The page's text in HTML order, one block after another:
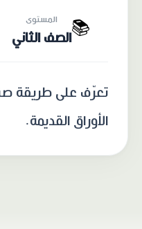
📚 المستوى
الصف الثاني
تعرّف على طريقة
الأوراق القديمة.